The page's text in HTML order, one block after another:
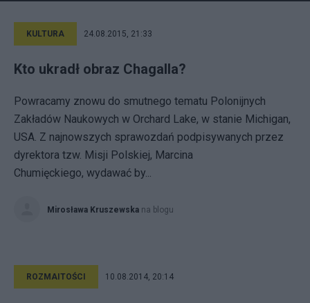
KULTURA 24.08.2015, 21:33
Kto ukradł obraz Chagalla?
Powracamy znowu do smutnego tematu Polonijnych
Zakładów Naukowych w Orchard Lake, w stanie Michigan,
USA. Z najnowszych sprawozdań podpisywanych przez
dyrektora tzw. Misji Polskiej, Marcina
Chumięckiego, wydawać by...
Mirosława Kruszewska na blogu
ROZMAITOŚCI 10.08.2014, 20:14